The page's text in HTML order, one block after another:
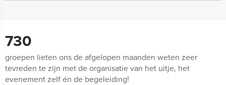
730
groepen lieten ons de afgelopen maanden weten zeer
tevreden te zijn met de organisatie van het uitje, het
evenement zelf én de begeleiding!